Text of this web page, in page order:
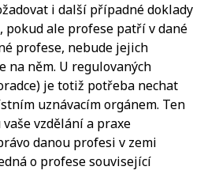
i další případné doklady
pokud ale profese patří v dané
profese, nebude jejich
na něm. U regulovaných
je totiž potřeba nechat
uznávacím orgánem. Ten
vzdělání a praxe
danou profesi v zemi
o profese související